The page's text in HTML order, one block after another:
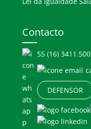
Contacto
55 (16)
DEFENSOR